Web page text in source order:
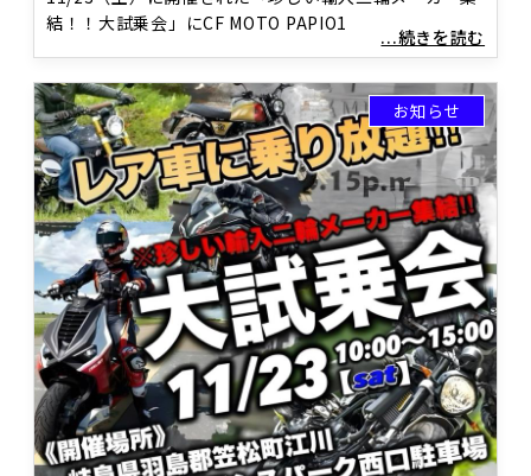
結！！大試乗会」にCF MOTO PAPIO1
...続きを読む
お知らせ